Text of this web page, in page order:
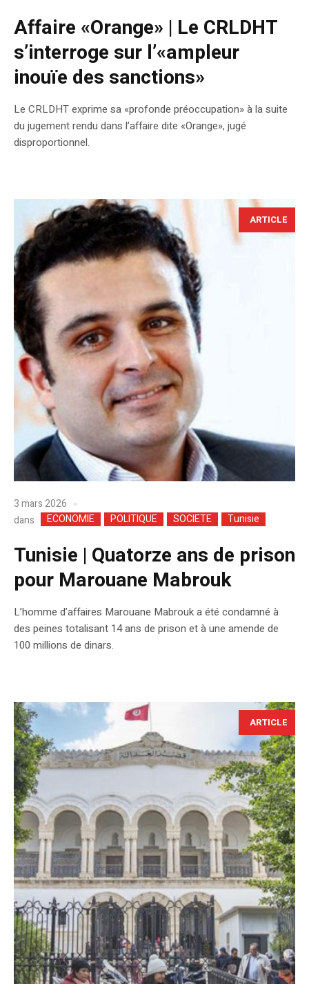
Affaire «Orange» | Le CRLDHT
s’interroge sur l’«ampleur
inouïe des sanctions»
Le CRLDHT exprime sa «profonde préoccupation» à la suite
du jugement rendu dans l’affaire dite «Orange», jugé
disproportionnel.
ARTICLE
3 mars 2026
dans
ECONOMIE POLITIQUE SOCIETE Tunisie
Tunisie | Quatorze ans de prison
pour Marouane Mabrouk
L’homme d’affaires Marouane Mabrouk a été condamné à
des peines totalisant 14 ans de prison et à une amende de
100 millions de dinars.
ARTICLE